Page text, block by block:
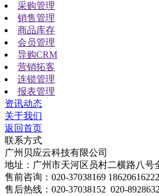
采购管理
销售管理
商品库存
会员管理
导购CRM
营销拓客
连锁管理
报表管理
资讯动态
关于我们
返回首页
联系方式
广州贝应云科技有限公司
地址：广州市天河区员村二横路八号
售前咨询：020-37038169 18620616222
售后热线：020-37038152 020-